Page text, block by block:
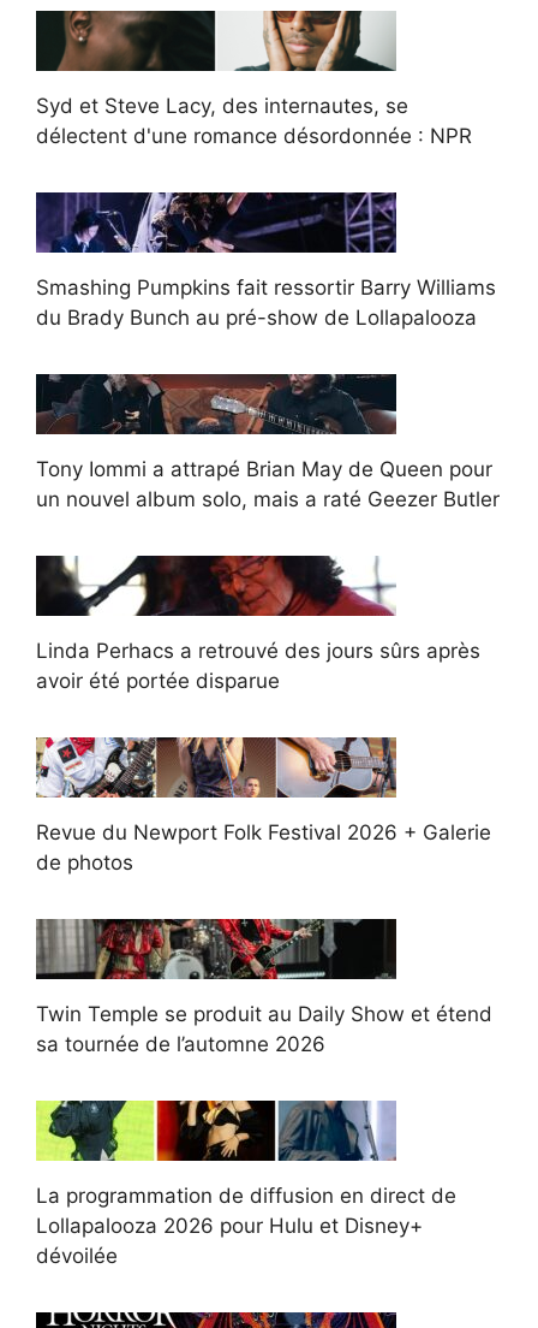
Syd et Steve Lacy, des internautes, se
délectent d'une romance désordonnée : NPR
Smashing Pumpkins fait ressortir Barry Williams
du Brady Bunch au pré-show de Lollapalooza
Tony Iommi a attrapé Brian May de Queen pour
un nouvel album solo, mais a raté Geezer Butler
Linda Perhacs a retrouvé des jours sûrs après
avoir été portée disparue
Revue du Newport Folk Festival 2026 + Galerie
de photos
Twin Temple se produit au Daily Show et étend
sa tournée de l’automne 2026
La programmation de diffusion en direct de
Lollapalooza 2026 pour Hulu et Disney+
dévoilée